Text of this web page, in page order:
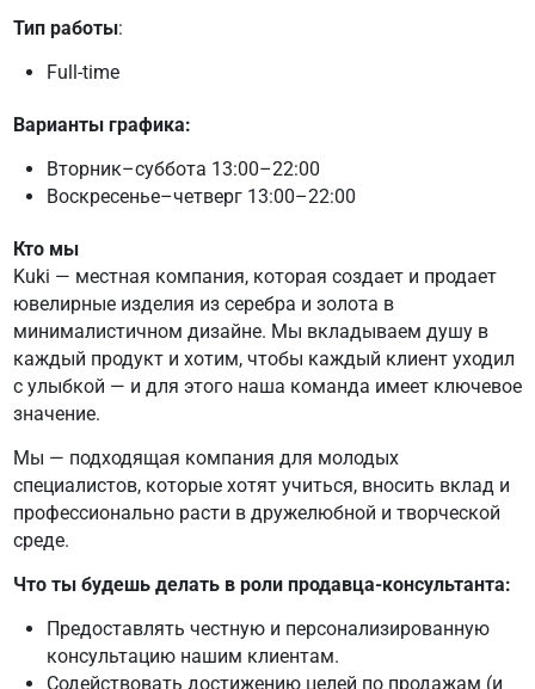
Тип работы:
Full-time
Варианты графика:
Вторник–суббота 13:00–22:00
Воскресенье–четверг 13:00–22:00
Кто мы
Kuki — местная компания, которая создает и продает
ювелирные изделия из серебра и золота в
минималистичном дизайне. Мы вкладываем душу в
каждый продукт и хотим, чтобы каждый клиент уходил
с улыбкой — и для этого наша команда имеет ключевое
значение.
Мы — подходящая компания для молодых
специалистов, которые хотят учиться, вносить вклад и
профессионально расти в дружелюбной и творческой
среде.
Что ты будешь делать в роли продавца-консультанта:
Предоставлять честную и персонализированную
консультацию нашим клиентам.
Содействовать достижению целей по продажам (и